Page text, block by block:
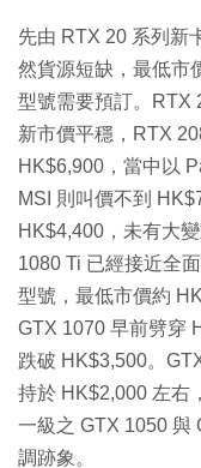
先由 RTX 20 系列新
然貨源短缺，最低市
型號需要預訂。RTX
新市價平穩，RTX
HK$6,900，當中以
MSI 則叫價不到
HK$4,400，未有大
1080 Ti 已經接近全
型號，最低市價約
GTX 1070 早前劈穿
跌破 HK$3,500。
持於 HK$2,000 左右
一級之 GTX 1050 與
調跡象。